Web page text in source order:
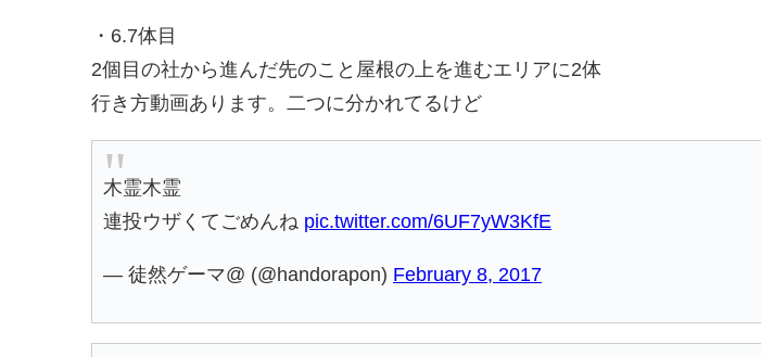
・6.7体目
2個目の社から進んだ先のこと屋根の上を進むエリアに2体
行き方動画あります。二つに分かれてるけど
木霊木霊
連投ウザくてごめんね pic.twitter.com/6UF7yW3KfE
— 徒然ゲーマ@ (@handorapon) February 8, 2017